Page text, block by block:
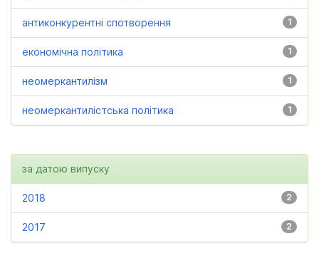
1
антиконкурентні спотворення
1
економічна політика
1
неомеркантилізм
1
неомеркантилістська політика
за датою випуску
2
2018
2
2017